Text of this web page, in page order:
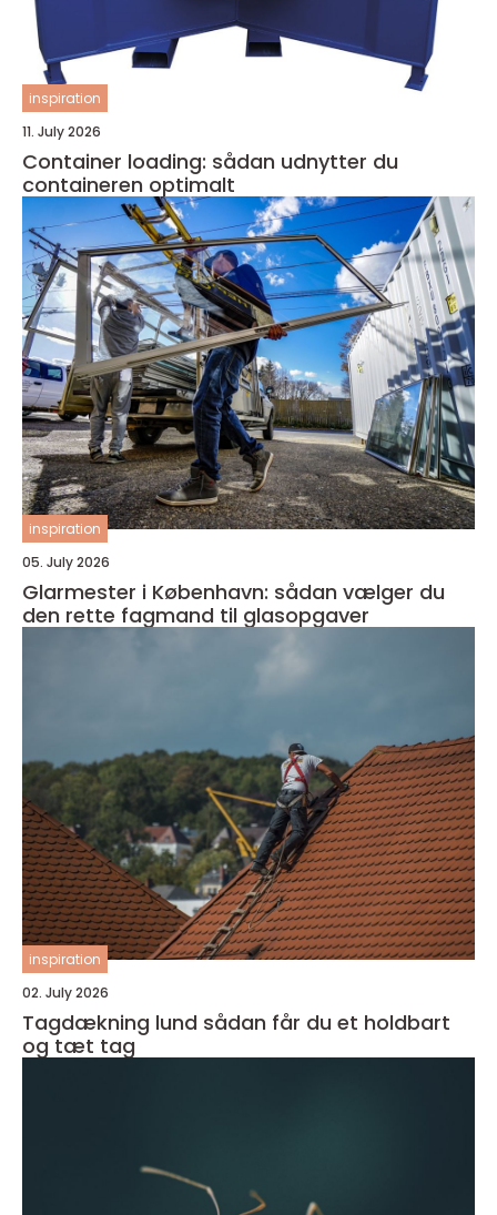
inspiration
11. July 2026
Container loading: sådan udnytter du
containeren optimalt
inspiration
05. July 2026
Glarmester i København: sådan vælger du
den rette fagmand til glasopgaver
inspiration
02. July 2026
Tagdækning lund sådan får du et holdbart
og tæt tag